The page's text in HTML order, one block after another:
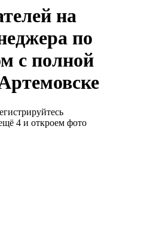
на
по
с полной
4 и откроем фото